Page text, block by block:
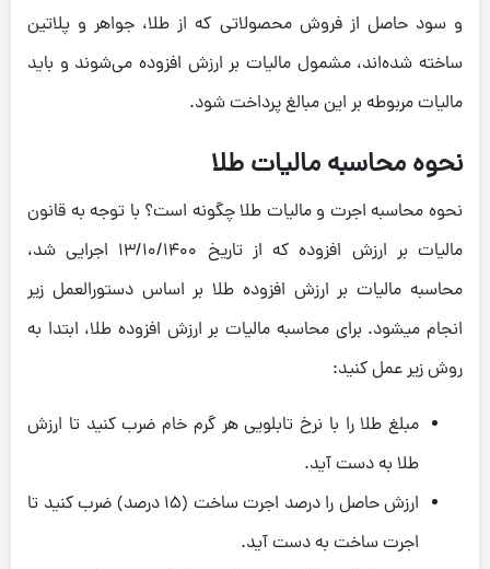
و سود حاصل از فروش محصولاتی که از طلا، جواهر و پلاتین
ساخته شده‌اند، مشمول مالیات بر ارزش افزوده می‌شوند و باید
مالیات مربوطه بر این مبالغ پرداخت شود.
نحوه محاسبه مالیات طلا
نحوه محاسبه اجرت و مالیات طلا چگونه است؟ با توجه به قانون
مالیات بر ارزش افزوده که از تاریخ ۱۳/۱۰/۱۴۰۰ اجرایی شد،
محاسبه مالیات بر ارزش افزوده طلا بر اساس دستورالعمل زیر
انجام میشود. برای محاسبه مالیات بر ارزش افزوده طلا، ابتدا به
روش زیر عمل کنید:
مبلغ طلا را با نرخ تابلویی هر گرم خام ضرب کنید تا ارزش
طلا به دست آید.
ارزش حاصل را درصد اجرت ساخت (۱۵ درصد) ضرب کنید تا
اجرت ساخت به دست آید.